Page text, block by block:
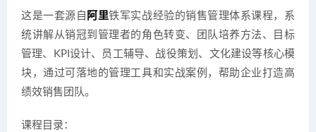
这是一套源自 阿里铁军实战经验的销售管理体系课程，系
统讲解从销冠到管理者的角色转变、团队培养方法、目标
管理、KPI设计、员工辅导、战役策划、文化建设等核心模
块，通过可落地的管理工具和实战案例，帮助企业打造高
绩效销售团队。
课程目录：